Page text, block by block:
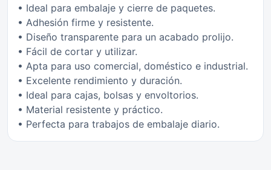
• Ideal para embalaje y cierre de paquetes.
• Adhesión firme y resistente.
• Diseño transparente para un acabado prolijo.
• Fácil de cortar y utilizar.
• Apta para uso comercial, doméstico e industrial.
• Excelente rendimiento y duración.
• Ideal para cajas, bolsas y envoltorios.
• Material resistente y práctico.
• Perfecta para trabajos de embalaje diario.